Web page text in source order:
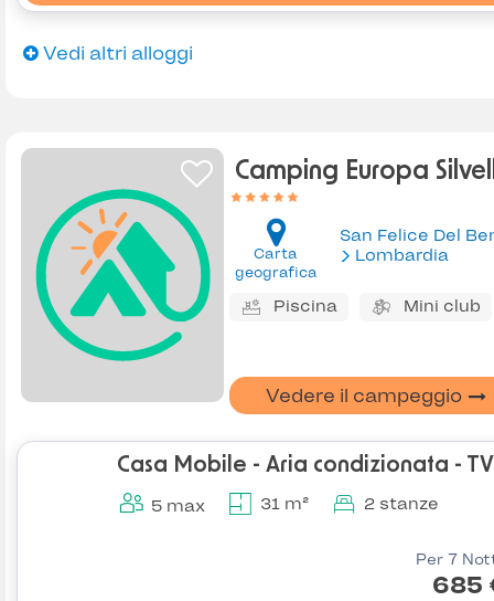
Vedi altri alloggi
Camping Europa
Carta
geografica
Lombardia
Piscina Mini club
Vedere il campeggio
Casa Mobile - Aria condizionata - TV
5 max 31 m² 2 stanze
Per 7
685